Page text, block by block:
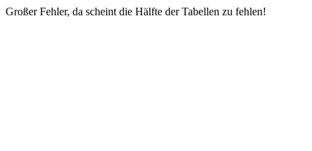
Großer Fehler, da scheint die Hälfte der Tabellen zu fehlen!